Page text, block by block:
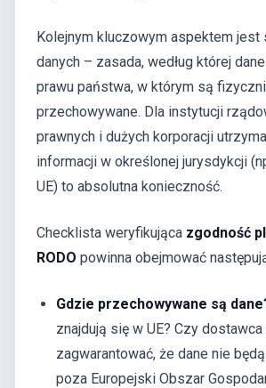
Kolejnym kluczowym aspektem jest
danych – zasada, według której
prawu państwa, w którym są
przechowywane. Dla instytucji
prawnych i dużych korporacji
informacji w określonej jurysdykcji
UE) to absolutna konieczność.
Checklista weryfikująca zgodność
RODO powinna obejmować
Gdzie przechowywane są
znajdują się w UE? Czy dostawca
zagwarantować, że dane nie
poza Europejski Obszar